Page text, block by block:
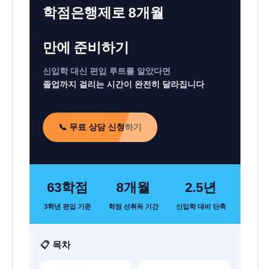
학점은행제로 8개월
만에 준비하기
신입학 대신 편입 루트를 알았다면
졸업까지 걸리는 시간이 완전히 달라집니다
📞 무료 상담 신청하기
63학점
3학년 편입 기준
8개월
학점 선취득 기간
2.5년
신입학 대비 단축
📋 목차